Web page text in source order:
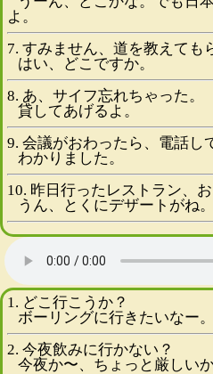
よ。
7. すみません、道を教えても
はい、どこですか。
8. あ、サイフ忘れちゃった。
貸してあげるよ。
9. 会議がおわったら、電話し
わかりました。
10. 昨日行ったレストラン、お
うん、とくにデザートがね。
1. どこ行こうか？
ボーリングに行きたいなー。
2. 今夜飲みに行かない？
今夜か〜、ちょっと厳しいか